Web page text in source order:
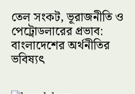
তেল সংকট, ভূরাজনীতি ও
পেট্রোডলারের প্রভাব:
বাংলাদেশের অর্থনীতির
ভবিষ্যৎ